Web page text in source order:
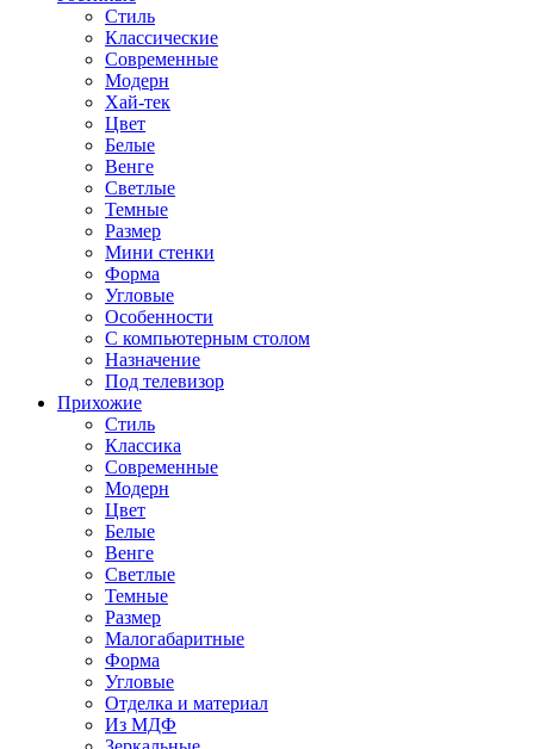
Стиль
Классические
Современные
Модерн
Хай-тек
Цвет
Белые
Венге
Светлые
Темные
Размер
Мини стенки
Форма
Угловые
Особенности
С компьютерным столом
Назначение
Под телевизор
Прихожие
Стиль
Классика
Современные
Модерн
Цвет
Белые
Венге
Светлые
Темные
Размер
Малогабаритные
Форма
Угловые
Отделка и материал
Из МДФ